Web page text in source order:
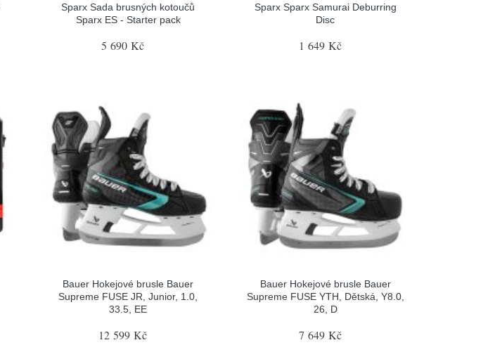
Sparx Sada brusných kotoučů
Sparx ES - Starter pack
5 690 Kč
Sparx Sparx Samurai Deburring
Disc
1 649 Kč
Bauer Hokejové brusle Bauer
Supreme FUSE JR, Junior, 1.0,
33.5, EE
12 599 Kč
Bauer Hokejové brusle Bauer
Supreme FUSE YTH, Dětská, Y8.0,
26, D
7 649 Kč